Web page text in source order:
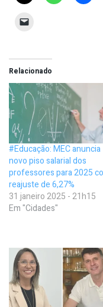
Relacionado
#Educação: MEC anuncia
novo piso salarial dos
professores para 2025
reajuste de 6,27%
31 janeiro 2025 - 21h15
Em "Cidades"